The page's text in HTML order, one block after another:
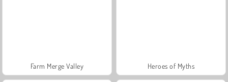
Farm Merge Valley Heroes of Myths